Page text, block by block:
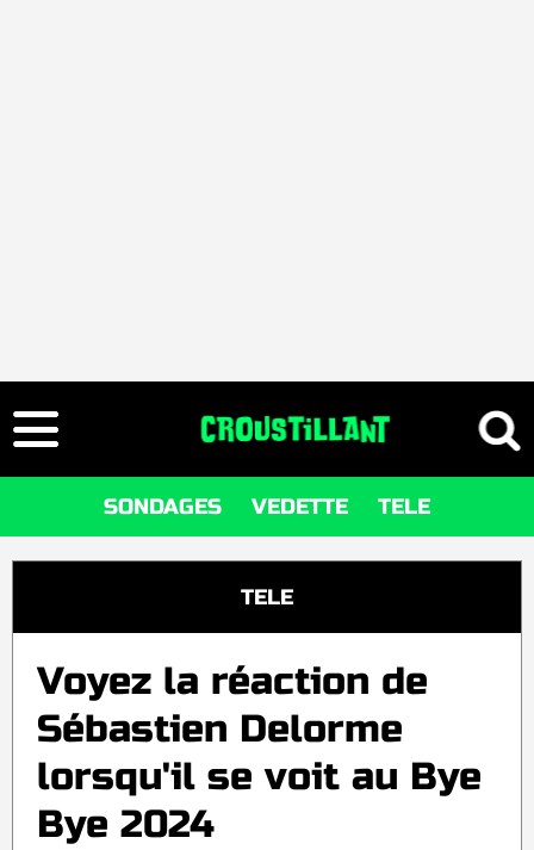
SONDAGES VEDETTE TELE
TELE
Voyez la réaction de
Sébastien Delorme
lorsqu'il se voit au Bye
Bye 2024